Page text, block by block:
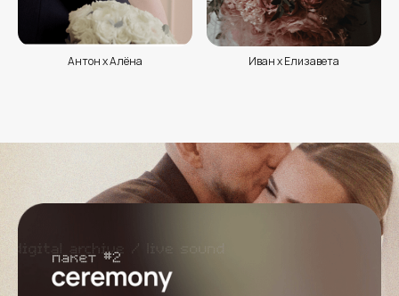
Антон х Алёна Иван х Елизавета